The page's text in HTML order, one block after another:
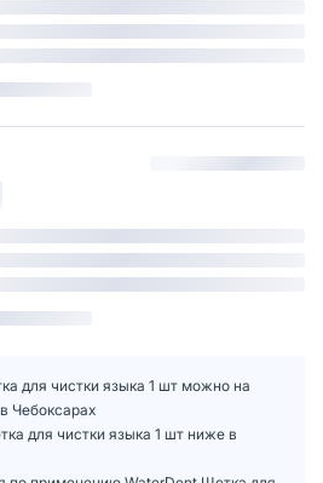
для чистки языка 1 шт можно на
Чебоксарах
для чистки языка 1 шт ниже в